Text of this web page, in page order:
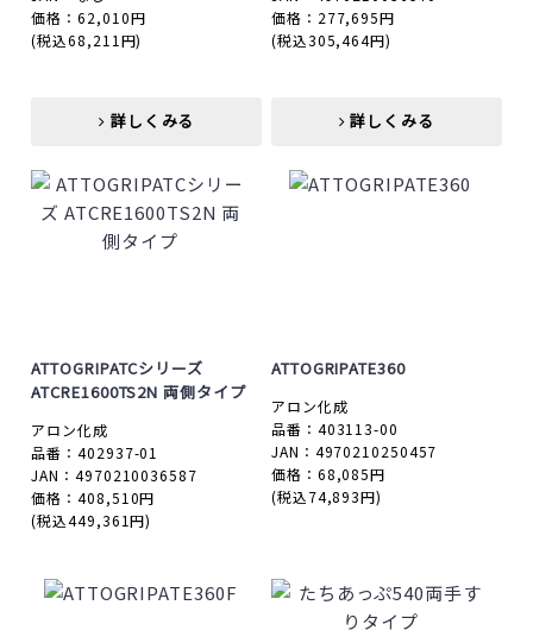
詳しくみる 詳しくみる
価格：62,010円
(税込68,211円)
詳しくみる
価格：277,695円
(税込305,464円)
詳しくみる
ATTOGRIPATCシリーズ
ATCRE1600TS2N 両側タイプ
アロン化成
品番：402937-01
JAN：4970210036587
価格：408,510円
(税込449,361円)
ATTOGRIPATE360
アロン化成
品番：403113-00
JAN：4970210250457
価格：68,085円
(税込74,893円)